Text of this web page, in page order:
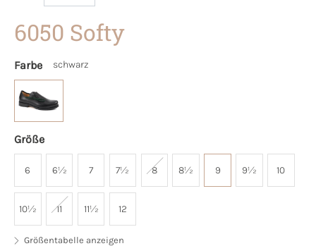
6050 Softy
Farbe schwarz
Größe
6 6½ 7 7½ 8 8½ 9 9½ 10
10½ 11 11½ 12
Größentabelle anzeigen